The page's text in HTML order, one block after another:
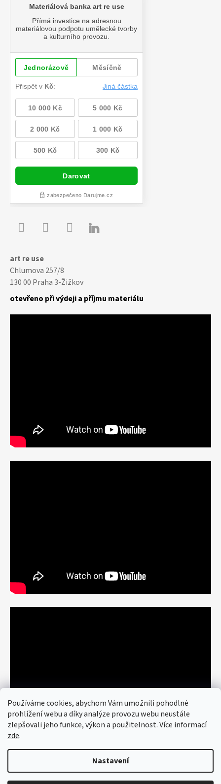
Používáme cookies, abychom Vám umožnili pohodlné
prohlížení webu a díky analýze provozu webu neustále
zlepšovali jeho funkce, výkon a použitelnost. Více informací
zde.
Nastavení

art re use
Chlumova 257/8
130 00 Praha 3-Žižkov
otevřeno při výdeji a příjmu materiálu
© 2026 art re use. Všechna práva